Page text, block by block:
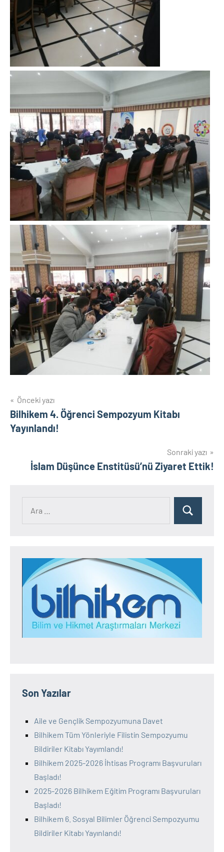
Yazı
gezinmesi
Önceki yazı
Bilhikem 4. Öğrenci Sempozyum Kitabı
Yayınlandı!
Sonraki yazı
İslam Düşünce Enstitüsü’nü Ziyaret Ettik!
Ara
Son Yazılar
Aile ve Gençlik Sempozyumuna Davet
Bilhikem Tüm Yönleriyle Filistin Sempozyumu
Bildiriler Kitabı Yayımlandı!
Bilhikem 2025-2026 İhtisas Programı Başvuruları
Başladı!
2025-2026 Bilhikem Eğitim Programı Başvuruları
Başladı!
Bilhikem 6. Sosyal Bilimler Öğrenci Sempozyumu
Bildiriler Kitabı Yayınlandı!